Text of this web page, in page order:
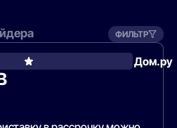
ФИЛЬТР
Дом.ру